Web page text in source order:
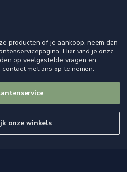
producten of je aankoop, neem dan
Hier vind je onze
op veelgestelde vragen en
met ons op te nemen.
onze winkels